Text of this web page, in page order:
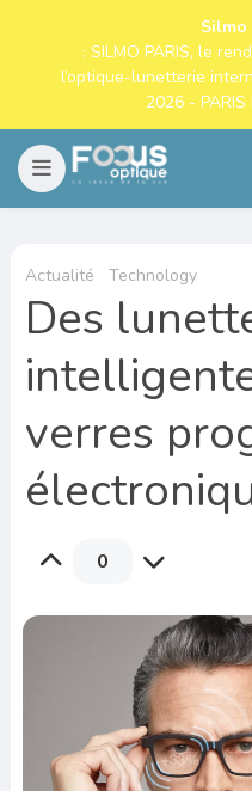
Silmo
: SILMO PARIS, le
l’optique-lunetterie
2026 - PARIS
Actualité Technology
Des
verres
0